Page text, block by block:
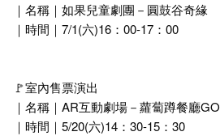
｜名稱｜如果兒童劇團－圓鼓谷奇緣
｜時間｜7/1(六)16：00-17：00
🚩室內售票演出
｜名稱｜AR互動劇場－蘿蔔蹲餐廳GO
｜時間｜5/20(六)14：30-15：30